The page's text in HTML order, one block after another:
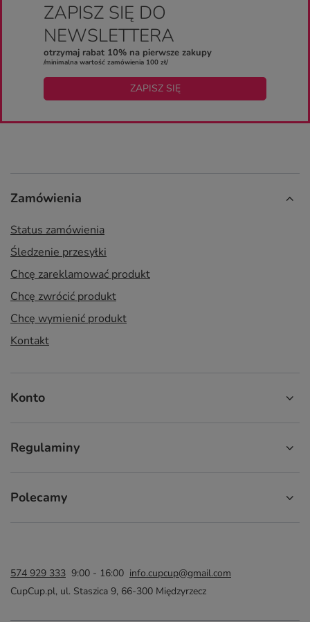
ZAPISZ SIĘ DO
NEWSLETTERA
otrzymaj rabat 10% na pierwsze zakupy
/minimalna wartość zamówienia 100 zł/
ZAPISZ SIĘ
Zamówienia
Status zamówienia
Śledzenie przesyłki
Chcę zareklamować produkt
Chcę zwrócić produkt
Chcę wymienić produkt
Kontakt
Konto
Regulaminy
Polecamy
574 929 333 9:00 - 16:00 info.cupcup@gmail.com
CupCup.pl, ul. Staszica 9, 66-300 Międzyrzecz